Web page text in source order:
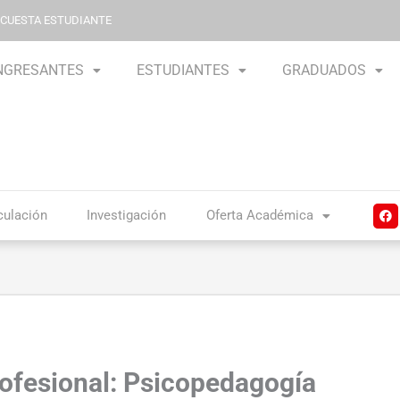
ESTUDIANTE
ESTUDIANTES GRADUADOS
Investigación Oferta Académica
F
a
k
Psicopedagogía